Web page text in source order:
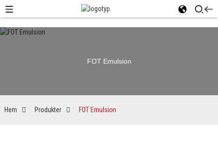
FOT Emulsion
Hem Produkter FOT Emulsion